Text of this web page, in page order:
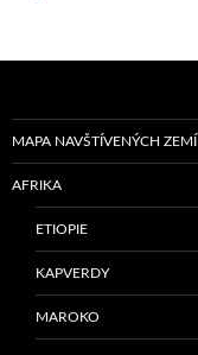
MAPA NAVŠTÍVENÝCH ZEMÍ
AFRIKA
ETIOPIE
KAPVERDY
MAROKO